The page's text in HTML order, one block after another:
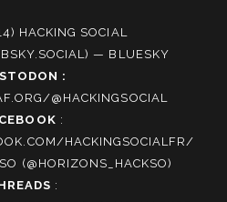
HACKING SOCIAL
— BLUESKY
:
@HACKINGSOCIAL
:
HACKINGSOCIALFR/
(@HORIZONS_HACKSO)
: